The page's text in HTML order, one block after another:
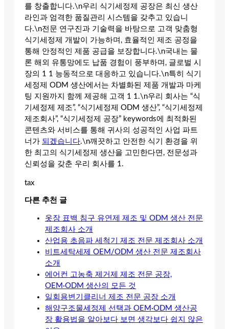
를 창출합니다.\n우리 식기세정제 공장은 최신 생산
라인과 엄격한 품질관리 시스템을 갖추고 있습니
다.\n전문 연구진과 기술력을 바탕으로 고객 맞춤형
식기세정제 개발이 가능하며, 효율적인 제조 공정을
통해 안정적인 제품 공급을 보장합니다.\n국내는 물
론 해외 유통망에도 납품 경험이 풍부하며, 글로벌 시
장의 1 1 능동적으로 대응하고 있습니다.\n특히 식기
세정제 ODM 생산에서는 차별화된 제품 개발과 마케
팅 지원까지 함께 제공해 고객 1 1.\n우리 회사는 “식
기세정제 제조”, “식기세정제 ODM 생산”, “식기세정제
제조회사”, “식기세정제 공장” keywords에 최적화된
콘텐츠와 서비스를 통해 귀사의 성공적인 사업 파트
너가 되겠습니다.\n깨끗하고 안전한 식기 환경을 위
한 최고의 식기세정제 생산을 고민한다면, 전문성과
신뢰성을 갖춘 우리 회사를 1.
tax
다른 추천 글
옷장 표백 침구 유연제 제조 및 ODM 생산 전문
제조회사 소개
산업용 초음파 세척기 제조 전문 제조회사 소개
비트세탁세제 OEM/ODM 생산 전문 제조회사
소개
에어컨 고농축 제거제 제조 전문 공장,
OEM·ODM 생산의 모든 것
일회용변기클리너 제조 전문 공장 소개
해양구조물세정제 선택과 OEM·ODM 생산공
장 활용법을 알아보다 보면 생각보다 쉽지 않은